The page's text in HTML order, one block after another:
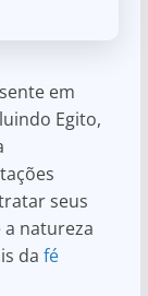
em
Egito,
seus
natureza
da fé